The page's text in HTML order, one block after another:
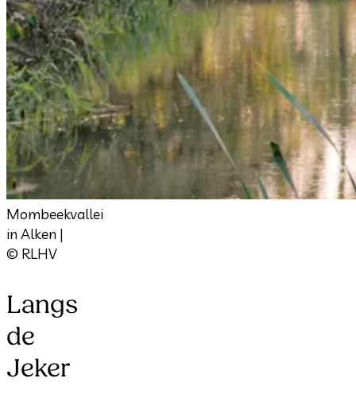
Mombeekvallei
in Alken |
© RLHV
Langs
de
Jeker